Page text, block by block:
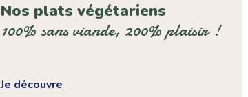
Nos plats végétariens
100% sans viande, 200% plaisir !
Je découvre